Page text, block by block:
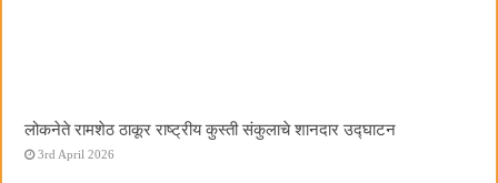
लोकनेते रामशेठ ठाकूर राष्ट्रीय कुस्ती संकुलाचे शानदार उद्घाटन
3rd April 2026